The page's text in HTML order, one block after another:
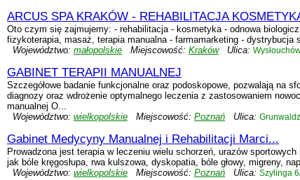
ARCUS SPA KRAKÓW - REHABILITACJA
Oto czym się zajmujemy: - rehabilitacja - kosmetyka - odnowa
fizykoterapia, masaż, terapia manualna - farmamarketing - dystrybucja
Województwo: małopolskie Miejscowość: KrakówUlica:
GABINET TERAPII MANUALNEJ
Szczegółowe badanie funkcjonalne oraz podoskopowe, pozwalają na
diagnozy oraz wdrożenie optymalnego leczenia z zastosowaniem
manualnej O...
Województwo: wielkopolskie Miejscowość: Poznań Ulica:
Gabinet Medycyny Manualnej i Rehabilitacji Marci...
Prowadzona jest terapia w leczeniu wielu schorzeń, urazów
jak bóle kręgosłupa, rwa kulszowa, dyskopatia, bóle głowy, migreny,
Województwo: wielkopolskie Miejscowość: Poznań Ulica: Szylinga